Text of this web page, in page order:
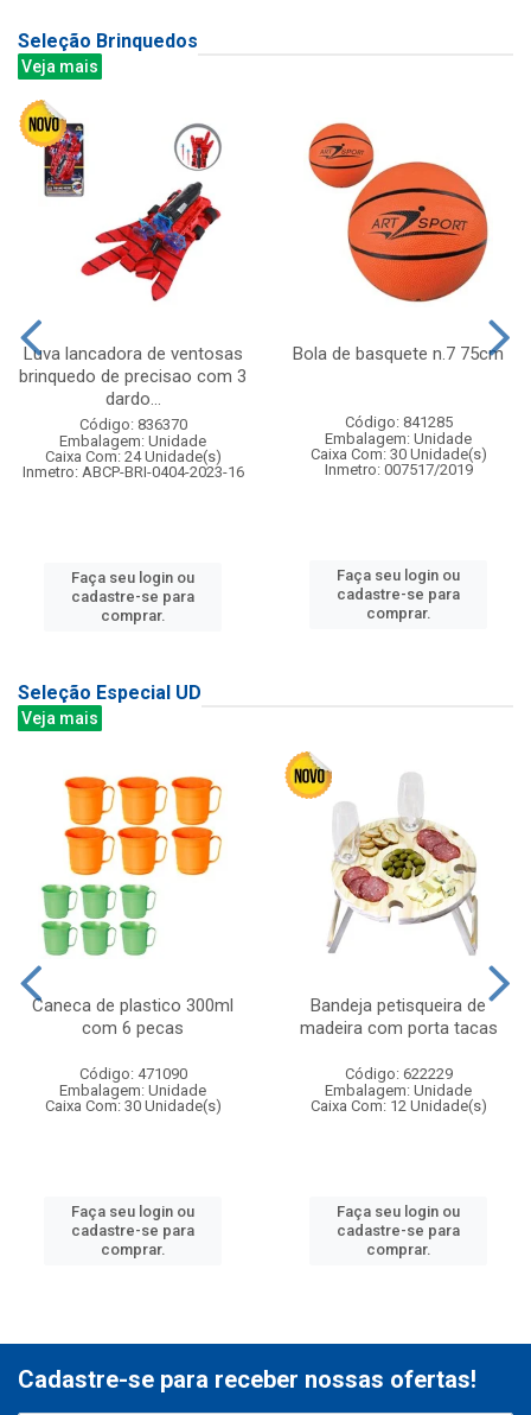
Seleção Brinquedos
Veja mais
Luva lancadora de ventosas
brinquedo de precisao com 3
dardo...
Código: 836370
Embalagem: Unidade
Caixa Com: 24 Unidade(s)
Inmetro: ABCP-BRI-0404-2023-16
Faça seu login ou
cadastre-se para
comprar.
Bola de basquete n.7 75cm
Código: 841285
Embalagem: Unidade
Caixa Com: 30 Unidade(s)
Inmetro: 007517/2019
Faça seu login ou
cadastre-se para
comprar.
Seleção Especial UD
Veja mais
Caneca de plastico 300ml
com 6 pecas
Código: 471090
Embalagem: Unidade
Caixa Com: 30 Unidade(s)
Faça seu login ou
cadastre-se para
comprar.
Bandeja petisqueira de
madeira com porta tacas
Código: 622229
Embalagem: Unidade
Caixa Com: 12 Unidade(s)
Faça seu login ou
cadastre-se para
comprar.
Cadastre-se para receber nossas ofertas!